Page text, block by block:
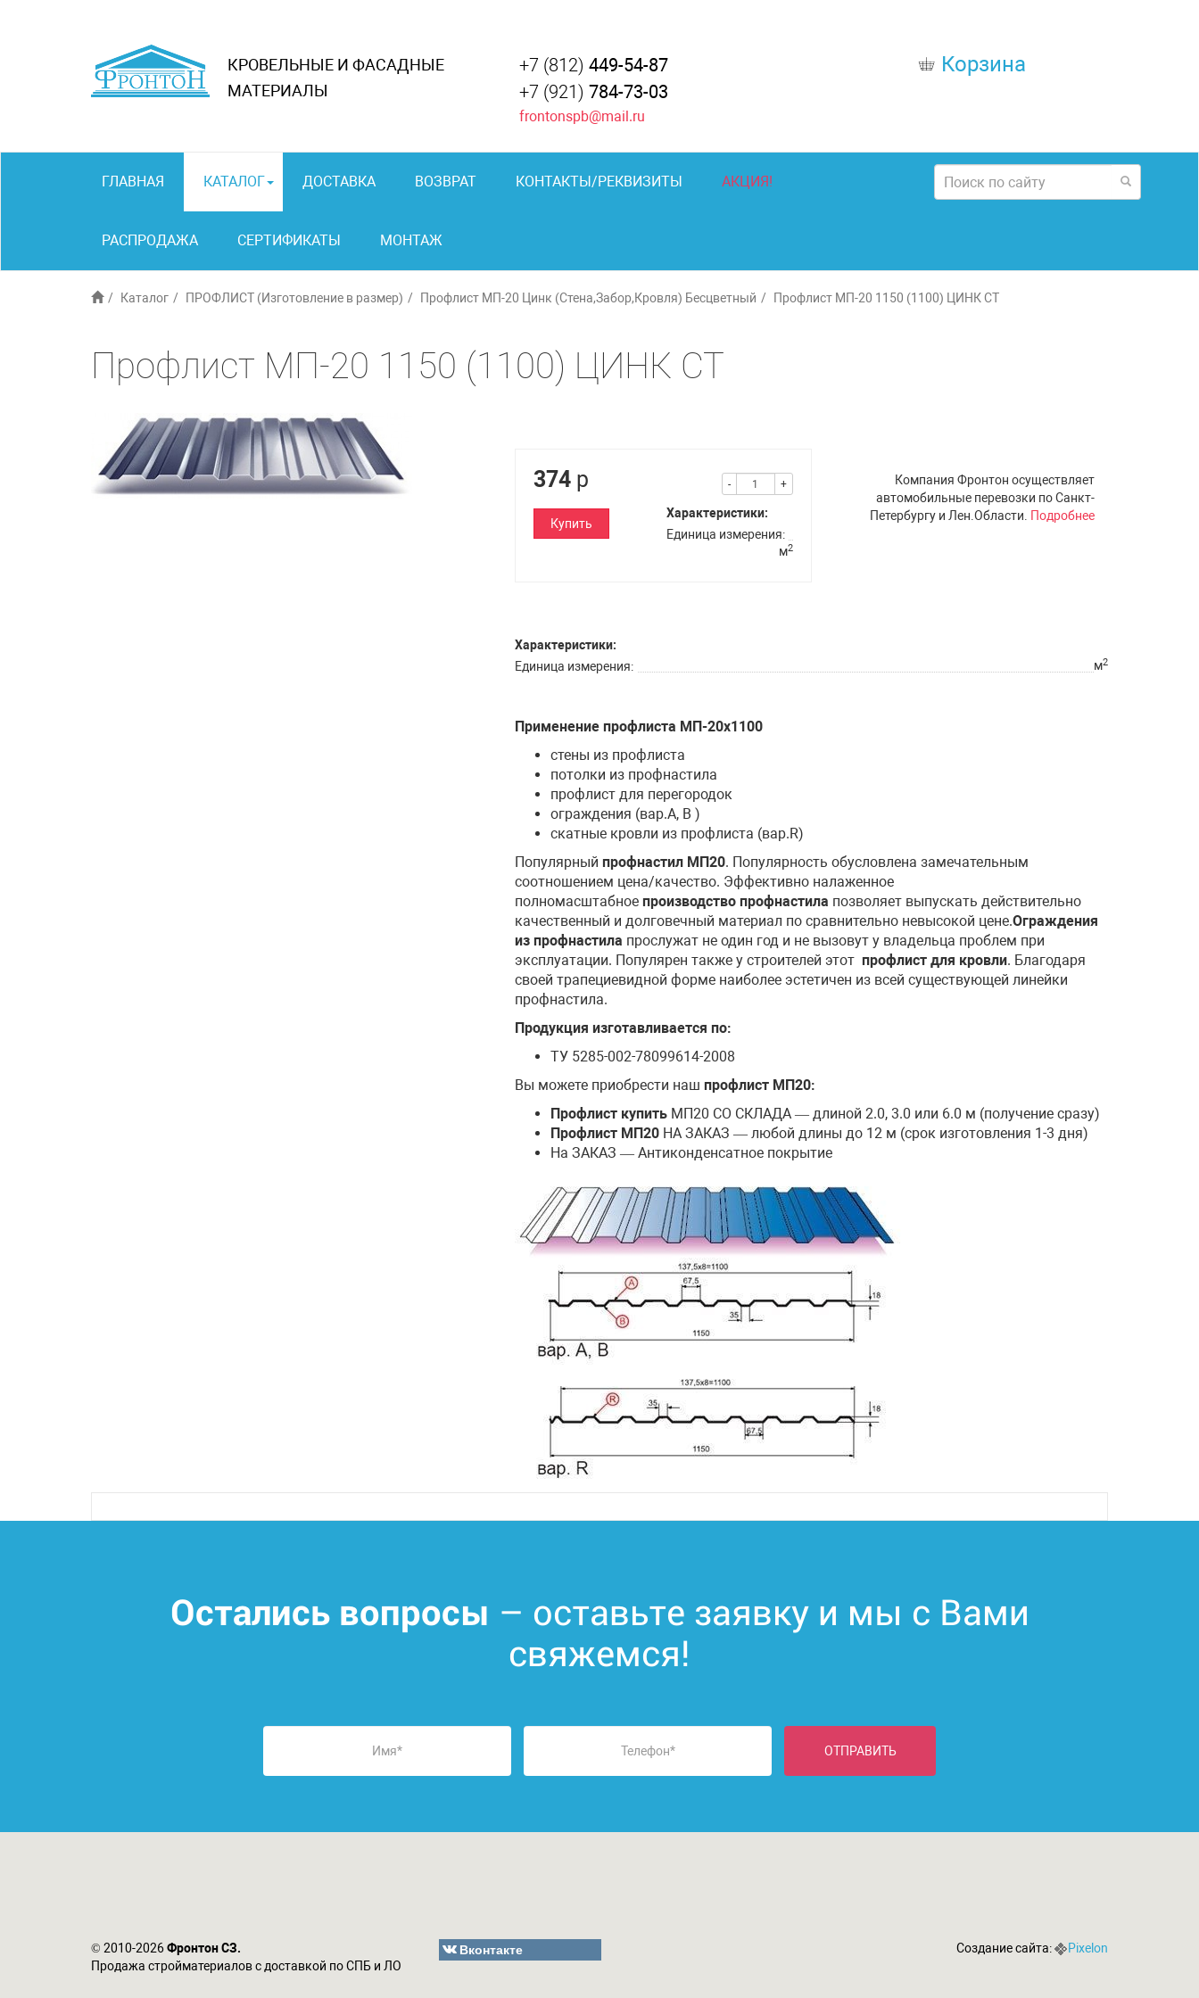
КРОВЕЛЬНЫЕ И ФАСАДНЫЕ
МАТЕРИАЛЫ
+7 (812) 449-54-87
+7 (921) 784-73-03
frontonspb@mail.ru
Корзина
ГЛАВНАЯ КАТАЛОГ ДОСТАВКА ВОЗВРАТ КОНТАКТЫ/РЕКВИЗИТЫ АКЦИЯ!
РАСПРОДАЖА СЕРТИФИКАТЫ МОНТАЖ
Каталог ПРОФЛИСТ (Изготовление в размер) Профлист МП-20 Цинк (Стена,Забор,Кровля) Бесцветный Профлист МП-20 1150 (1100) ЦИНК СТ
Профлист МП-20 1150 (1100) ЦИНК СТ
374 р
Купить
- +
Характеристики:
Единица измерения
м2
Компания Фронтон осуществляет
автомобильные перевозки по Санкт-
Петербургу и Лен.Области.
Подробнее
Характеристики:
Единица измерения
м2
Применение профлиста МП-20х1100
стены из профлиста
потолки из профнастила
профлист для перегородок
ограждения (вар.А, В )
скатные кровли из профлиста (вар.R)
Популярный профнастил МП20. Популярность обусловлена замечательным
соотношением цена/качество. Эффективно налаженное
полномасштабное производство профнастила позволяет выпускать действительно
качественный и долговечный материал по сравнительно невысокой цене.Ограждения
из профнастила прослужат не один год и не вызовут у владельца проблем при
эксплуатации. Популярен также у строителей этот профлист для кровли. Благодаря
своей трапециевидной форме наиболее эстетичен из всей существующей линейки
профнастила.
Продукция изготавливается по:
ТУ 5285-002-78099614-2008
Вы можете приобрести наш профлист МП20:
Профлист купить МП20 СО СКЛАДА — длиной 2.0, 3.0 или 6.0 м (получение сразу)
Профлист МП20 НА ЗАКАЗ — любой длины до 12 м (срок изготовления 1-3 дня)
На ЗАКАЗ — Антиконденсатное покрытие
Остались вопросы – оставьте заявку и мы с Вами
свяжемся!
ОТПРАВИТЬ
© 2010-2026Фронтон СЗ.
Продажа стройматериалов с доставкой по СПБ и ЛО
Вконтакте Создание сайта: Pixelon